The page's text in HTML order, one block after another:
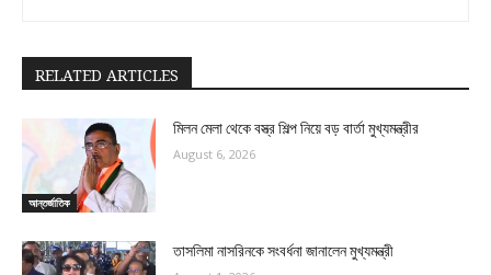
RELATED ARTICLES
আন্তর্জাতিক
মিলন মেলা থেকে বস্ত্র শিল্প নিয়ে বড় বার্তা মুখ্যমন্ত্রীর
August 6, 2026
তাসলিমা নাসরিনকে সংবর্ধনা জানালেন মুখ্যমন্ত্রী